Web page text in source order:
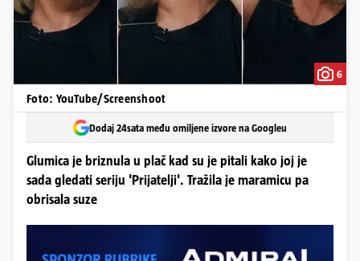
6
Foto: YouTube/Screenshoot
Dodaj 24sata među omiljene izvore na Googleu
Glumica je briznula u plač kad su je pitali kako joj je
sada gledati seriju 'Prijatelji'. Tražila je maramicu pa
obrisala suze